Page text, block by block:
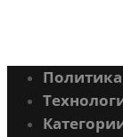
Политика